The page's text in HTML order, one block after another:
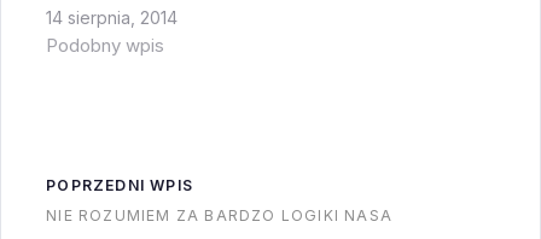
pierwszego stopnia
rakiety SLS. Zamiast
doprowadzające do
niego ciekły tlen.
14 sierpnia, 2014
Podobny wpis
POPRZEDNI WPIS
NIE ROZUMIEM ZA BARDZO LOGIKI NASA